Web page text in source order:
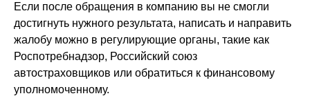
Если после обращения в компанию вы не смогли
достигнуть нужного результата, написать и направить
жалобу можно в регулирующие органы, такие как
Роспотребнадзор, Российский союз
автостраховщиков или обратиться к финансовому
уполномоченному.